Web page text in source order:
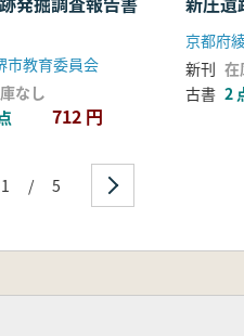
市教育委員会
なし
712 円
京都府
新刊 在
古書 2
1 / 5